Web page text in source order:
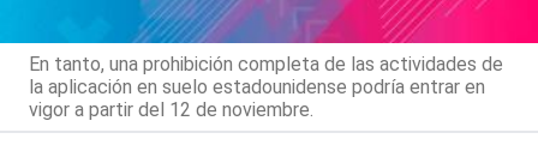
En tanto, una prohibición completa de las actividades de
la aplicación en suelo estadounidense podría entrar en
vigor a partir del 12 de noviembre.